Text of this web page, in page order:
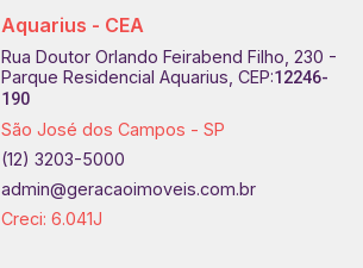
Aquarius - CEA
Rua Doutor Orlando Feirabend Filho, 230 -
Parque Residencial Aquarius, CEP:12246-
190
São José dos Campos - SP
(12) 3203-5000
admin@geracaoimoveis.com.br
Creci: 6.041J